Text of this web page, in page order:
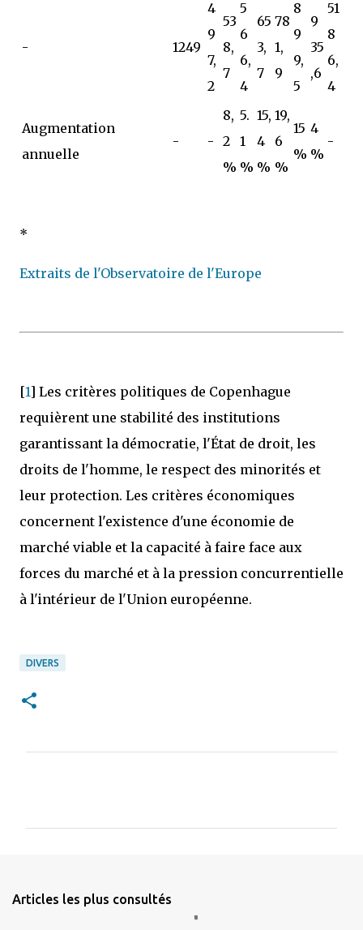
- 1249
4
9
7,
2
53
8,
7
5
6
6,
4
65
3,
7
78
1,
9
8
9
9,
5
9
35
,6
51
8
6,
4
Augmentation
annuelle
- -
8,
2
%
5.
1
%
15,
4
%
19,
6
%
15
%
4
%
-
*
Extraits de l'Observatoire de l'Europe
[1] Les critères politiques de Copenhague
requièrent une stabilité des institutions
garantissant la démocratie, l'État de droit, les
droits de l'homme, le respect des minorités et
leur protection. Les critères économiques
concernent l'existence d'une économie de
marché viable et la capacité à faire face aux
forces du marché et à la pression concurrentielle
à l'intérieur de l'Union européenne.
DIVERS
n
Articles les plus consultés